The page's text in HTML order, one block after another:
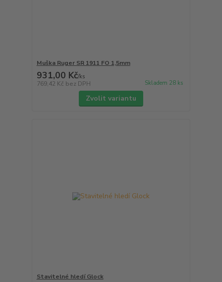
Muška Ruger SR 1911 FO 1,5mm
931,00 Kč/ks
769,42 Kč bez DPH Skladem 28 ks
Zvolit variantu
Stavitelné hledí Glock